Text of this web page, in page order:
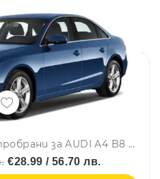
Комплект от 4бр. ветробрани за AUDI A4 B8 Sedan 4D 2008 - 2015 г.
€28.99 / 56.70 лв.